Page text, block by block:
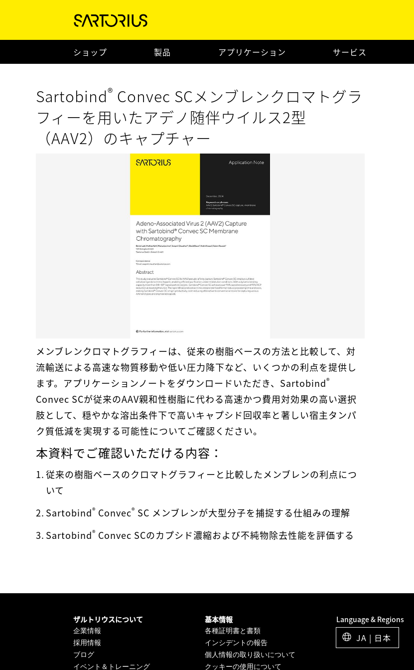
ショップ 製品 アプリケーション サービス
Sartobind® Convec SCメンブレンクロマトグラ
フィーを用いたアデノ随伴ウイルス2型
（AAV2）のキャプチャー
メンブレンクロマトグラフィーは、従来の樹脂ベースの方法と比較して、対
流輸送による高速な物質移動や低い圧力降下など、いくつかの利点を提供し
ます。アプリケーションノートをダウンロードいただき、Sartobind®
Convec SCが従来のAAV親和性樹脂に代わる高速かつ費用対効果の高い選択
肢として、穏やかな溶出条件下で高いキャプシド回収率と著しい宿主タンパ
ク質低減を実現する可能性についてご確認ください。
本資料でご確認いただける内容：
従来の樹脂ベースのクロマトグラフィーと比較したメンブレンの利点につ
いて
Sartobind® Convec® SC メンブレンが大型分子を捕捉する仕組みの理解
Sartobind® Convec SCのカプシド濃縮および不純物除去性能を評価する
ザルトリウスについて
企業情報
採用情報
ブログ
イベント＆トレーニング
基本情報
各種証明書と書類
インシデントの報告
個人情報の取り扱いについて
クッキーの使用について
Language & Regions
JA | 日本